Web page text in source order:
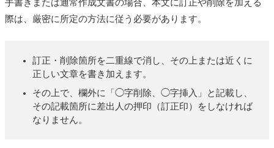
手書きまたは通常作成文書の場合、本文に訂正や削除を加える
際は、厳密に所定の方法に従う必要があります。
訂正・削除箇所を二重線で消し、その上または近くに
正しい文章を書き加えます。
その上で、欄外に「◯字削除、◯字挿入」と記載し、
その記載箇所に差出人の押印（訂正印）をしなければ
なりません。